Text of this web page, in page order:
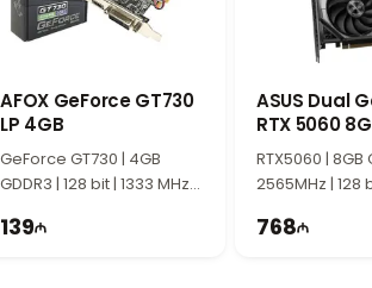
Для стабильной работы рекомендуется
документами, интернетом, мультимедиа,
AFOX GeForce GT730
LP 4GB
GeForce GT730 | 4GB
GDDR3 | 128 bit | 1333 MHz |
139
ASUS Dual
RTX 5060
OC Edition
RTX5060 | 8GB
2565MHz | 128
768